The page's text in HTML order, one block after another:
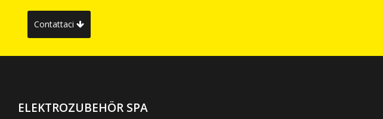
Contattaci
ELEKTROZUBEHÖR SPA